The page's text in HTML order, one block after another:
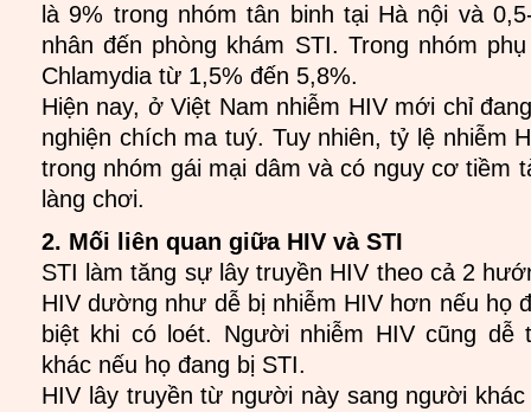
là 9% trong nhóm tân binh tại Hà nội và
nhân đến phòng khám STI. Trong nhóm
Chlamydia từ 1,5% đến 5,8%.
Hiện nay, ở Việt Nam nhiễm HIV mới chỉ
nghiện chích ma tuý. Tuy nhiên, tỷ lệ nhiễm
trong nhóm gái mại dâm và có nguy cơ tiềm
làng chơi.
2. Mối liên quan giữa HIV và STI
STI làm tăng sự lây truyền HIV theo cả 2
HIV dường như dễ bị nhiễm HIV hơn nếu họ
biệt khi có loét. Người nhiễm HIV cũng dễ
khác nếu họ đang bị STI.
HIV lây truyền từ người này sang người